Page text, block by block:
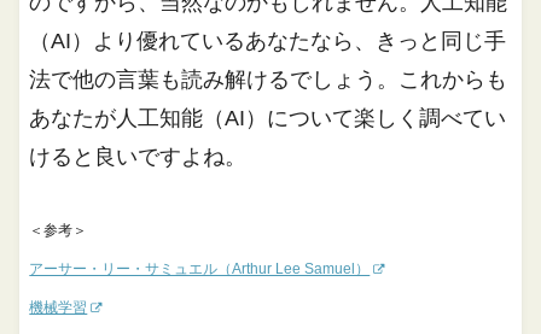
（AI）より優れているあなたなら、きっと同じ手
法で他の言葉も読み解けるでしょう。これからも
あなたが人工知能（AI）について楽しく調べてい
けると良いですよね。
＜参考＞
アーサー・リー・サミュエル（Arthur Lee Samuel）
機械学習